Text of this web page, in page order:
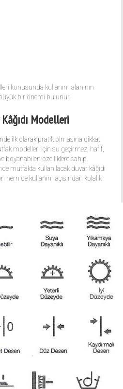
konusunda kullanım alanının
bir önemi bulunur.
Modelleri
ilk olarak pratik olmasına dikkat
modelleri için su geçirmez, hafif,
boyanabilen özelliklere sahip
mutfakta kullanılacak duvar kâğıdı
de kullanım açısından kolalık